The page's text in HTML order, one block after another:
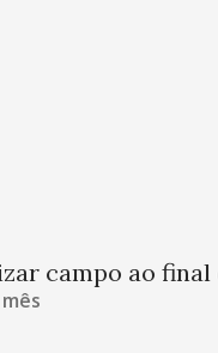
campo ao